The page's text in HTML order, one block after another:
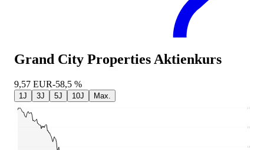
Grand City Properties Aktienkurs
9,57 EUR-58,5 %
1J 3J 5J 10J Max.
14,83
19,17
23,5